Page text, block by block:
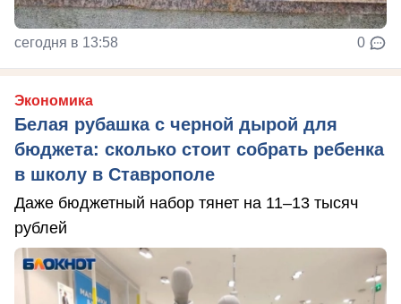
сегодня в 13:58 0
Экономика
Белая рубашка с черной дырой для
бюджета: сколько стоит собрать ребенка
в школу в Ставрополе
Даже бюджетный набор тянет на 11–13 тысяч
рублей